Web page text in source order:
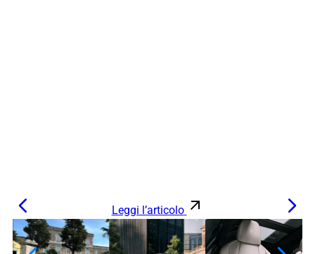
Leggi l’articolo